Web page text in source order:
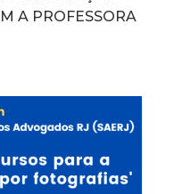
A PROFESSORA